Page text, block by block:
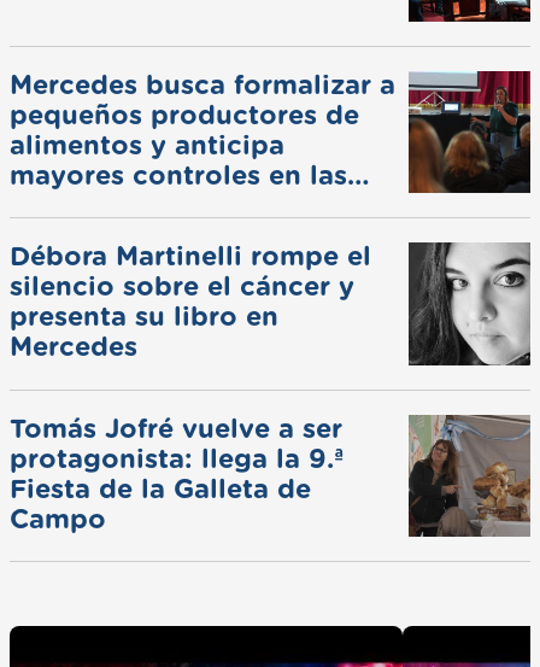
Mercedes busca formalizar a
pequeños productores de
alimentos y anticipa
mayores controles en las
Débora Martinelli rompe el
silencio sobre el cáncer y
presenta su libro en
Mercedes
Tomás Jofré vuelve a ser
protagonista: llega la 9.ª
Fiesta de la Galleta de
Campo